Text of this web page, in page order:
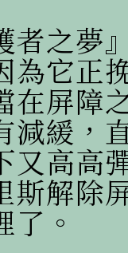
之夢』
為它正
在屏障
減緩，
又高高
斯解除
。